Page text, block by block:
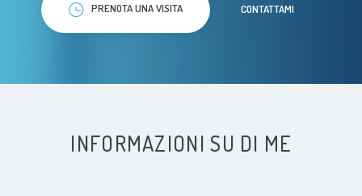
PRENOTA UNA VISITA CONTATTAMI
INFORMAZIONI SU DI ME